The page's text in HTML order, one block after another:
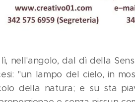
nell'angolo, dal dì della
"un lampo del cielo, in
della natura; e su sta